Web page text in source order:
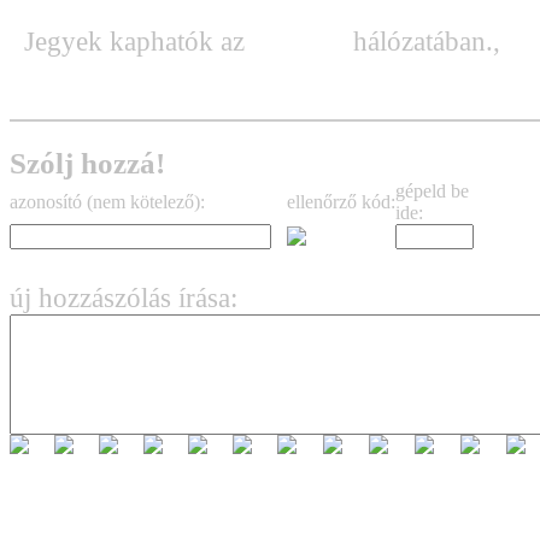
Jegyek kaphatók az hálózatában.,
Szólj hozzá!
azonosító (nem kötelező): ellenőrző kód:
gépeld be
ide:
új hozzászólás írása: